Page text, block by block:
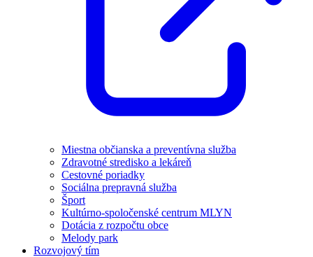
Miestna občianska a preventívna služba
Zdravotné stredisko a lekáreň
Cestovné poriadky
Sociálna prepravná služba
Šport
Kultúrno-spoločenské centrum MLYN
Dotácia z rozpočtu obce
Melody park
Rozvojový tím